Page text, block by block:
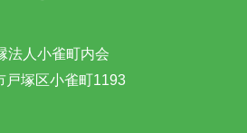
法人小雀町内会
戸塚区小雀町1193